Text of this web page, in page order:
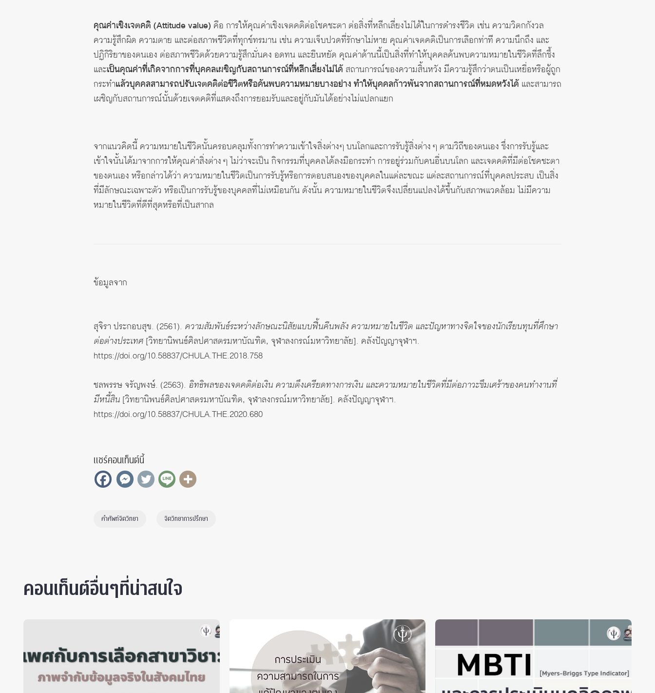
คุณค่าเชิงเจตคติ (Attitude value) คือ การให้คุณค่าเชิงเจตคติต่อโชคชะตา ต่อสิ่งที่หลีกเลี่ยงไม่ได้ในการดำรงชีวิต เช่น ความวิตกกังวล
ความรู้สึกผิด ความตาย และต่อสภาพชีวิตที่ทุกข์ทรมาน เช่น ความเจ็บปวดที่รักษาไม่หาย คุณค่าเจตคติเป็นการเลือกท่าที ความนึกถึง และ
ปฏิกิริยาของตนเอง ต่อสภาพชีวิตด้วยความรู้สึกมั่นคง อดทน และยืนหยัด คุณค่าด้านนี้เป็นสิ่งที่ทำให้บุคคลค้นพบความหมายในชีวิตที่ลึกซึ้ง
และเป็นคุณค่าที่เกิดจากการที่บุคคลเผชิญกับสถานการณ์ที่หลีกเลี่ยงไม่ได้ สถานการณ์ของความสิ้นหวัง มีความรู้สึกว่าตนเป็นเหยื่อหรือผู้ถูก
กระทำแล้วบุคคลสามารถปรับเจตคติต่อชีวิตหรือค้นพบความหมายบางอย่าง ทำให้บุคคลก้าวพ้นจากสถานการณ์ที่หมดหวังได้ และสามารถ
เผชิญกับสถานการณ์นั้นด้วยเจตคติที่แสดงถึงการยอมรับและอยู่กับมันได้อย่างไม่แปลกแยก
จากแนวคิดนี้ ความหมายในชีวิตนั้นครอบคลุมทั้งการทำความเข้าใจสิ่งต่างๆ บนโลกและการรับรู้สิ่งต่าง ๆ ตามวิถีของตนเอง ซึ่งการรับรู้และ
เข้าใจนั้นได้มาจากการให้คุณค่าสิ่งต่าง ๆ ไม่ว่าจะเป็น กิจกรรมที่บุคคลได้ลงมือกระทำ การอยู่ร่วมกับคนอื่นบนโลก และเจตคติที่มีต่อโชคชะตา
ของตนเอง หรือกล่าวได้ว่า ความหมายในชีวิตเป็นการรับรู้หรือการตอบสนองของบุคคลในแต่ละขณะ แต่ละสถานการณ์ที่บุคคลประสบ เป็นสิ่ง
ที่มีลักษณะเฉพาะตัว หรือเป็นการรับรู้ของบุคคลที่ไม่เหมือนกัน ดังนั้น ความหมายในชีวิตจึงเปลี่ยนแปลงได้ขึ้นกับสภาพแวดล้อม ไม่มีความ
หมายในชีวิตที่ดีที่สุดหรือที่เป็นสากล
ข้อมูลจาก
สุจิรา ประกอบสุข. (2561). ความสัมพันธ์ระหว่างลักษณะนิสัยแบบฟื้นคืนพลัง ความหมายในชีวิต และปัญหาทางจิตใจของนักเรียนทุนที่ศึกษา
ต่อต่างประเทศ [วิทยานิพนธ์ศิลปศาสตรมหาบัณฑิต, จุฬาลงกรณ์มหาวิทยาลัย]. คลังปัญญาจุฬาฯ.
https://doi.org/10.58837/CHULA.THE.2018.758
ชลพรรษ จรัญพงษ์. (2563). อิทธิพลของเจตคติต่อเงิน ความตึงเครียดทางการเงิน และความหมายในชีวิตที่มีต่อภาวะซึมเศร้าของคนทำงานที่
มีหนี้สิน [วิทยานิพนธ์ศิลปศาสตรมหาบัณฑิต, จุฬาลงกรณ์มหาวิทยาลัย]. คลังปัญญาจุฬาฯ.
https://doi.org/10.58837/CHULA.THE.2020.680
แชร์คอนเท็นต์นี้
คำศัพท์จิตวิทยา จิตวิทยาการปรึกษา
คอนเท็นต์อื่นๆที่น่าสนใจ